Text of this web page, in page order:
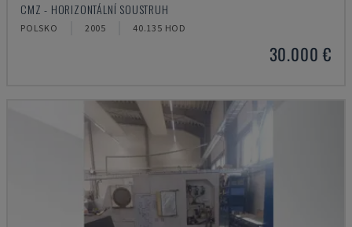
CMZ - HORIZONTÁLNÍ SOUSTRUH
POLSKO 2005 40.135 HOD
30.000 €